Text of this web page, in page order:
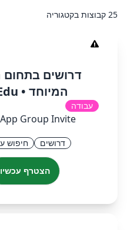
25 קבוצות בקטגוריה
דרושים בתחום
המיוחד • MyEdu
עבודה
Group Invite
דרושים חיפוש
הצטרף